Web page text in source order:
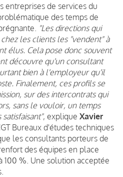
entreprises de services du
des temps de
"Les directions qui
les clients les "vendent" à
élus. Cela pose donc souvent
découvre qu'un consultant
bien à l'employeur qu'il
Finalement, ces profils se
sur des intercontrats qui
sans le vouloir, un temps
satisfaisant", explique Xavier
Bureaux d'études techniques
les consultants porteurs de
des équipes en place
100 %. Une solution acceptée